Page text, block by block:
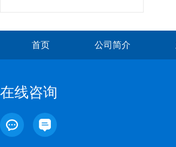
首页 公司简介
在线咨询